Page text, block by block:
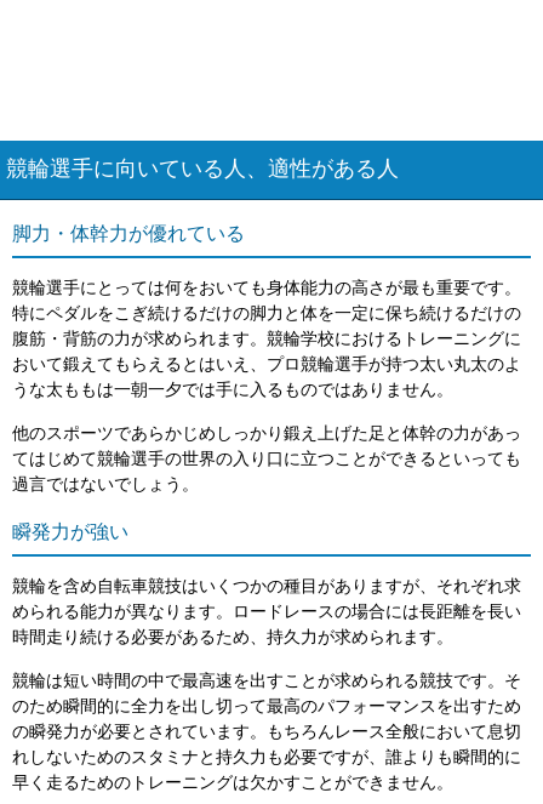
競輪選手に向いている人、適性がある人
脚力・体幹力が優れている
競輪選手にとっては何をおいても身体能力の高さが最も重要です。
特にペダルをこぎ続けるだけの脚力と体を一定に保ち続けるだけの
腹筋・背筋の力が求められます。競輪学校におけるトレーニングに
おいて鍛えてもらえるとはいえ、プロ競輪選手が持つ太い丸太のよ
うな太ももは一朝一夕では手に入るものではありません。
他のスポーツであらかじめしっかり鍛え上げた足と体幹の力があっ
てはじめて競輪選手の世界の入り口に立つことができるといっても
過言ではないでしょう。
瞬発力が強い
競輪を含め自転車競技はいくつかの種目がありますが、それぞれ求
められる能力が異なります。ロードレースの場合には長距離を長い
時間走り続ける必要があるため、持久力が求められます。
競輪は短い時間の中で最高速を出すことが求められる競技です。そ
のため瞬間的に全力を出し切って最高のパフォーマンスを出すため
の瞬発力が必要とされています。もちろんレース全般において息切
れしないためのスタミナと持久力も必要ですが、誰よりも瞬間的に
早く走るためのトレーニングは欠かすことができません。